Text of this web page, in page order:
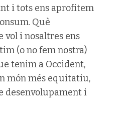
i tots ens aprofitem
Què
vol i nosaltres ens
(o no fem nostra)
tenim a Occident,
món més equitatiu,
desenvolupament i